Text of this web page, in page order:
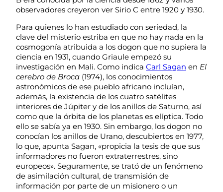
observadores creyeron ver Sirio C entre 1920 y 1930.
Para quienes lo han estudiado con seriedad, la
clave del misterio estriba en que no hay nada en la
cosmogonía atribuida a los dogon que no supiera la
ciencia en 1931, cuando Griaule empezó su
investigación en Mali. Como indica Carl Sagan en El
cerebro de Broca (1974), los conocimientos
astronómicos de ese pueblo africano incluían,
además, la existencia de los cuatro satélites
interiores de Júpiter y de los anillos de Saturno, así
como que la órbita de los planetas es elíptica. Todo
ello se sabía ya en 1930. Sin embargo, los dogon no
conocían los anillos de Urano, descubiertos en 1977,
lo que, apunta Sagan, «propicia la tesis de que sus
informadores no fueron extraterrestres, sino
europeos». Seguramente, se trató de un fenómeno
de asimilación cultural, de transmisión de
información por parte de un misionero o un